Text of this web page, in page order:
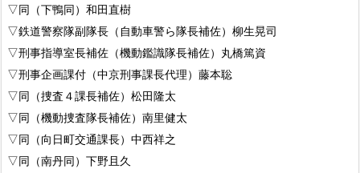
▽同（下鴨同）和田直樹
▽鉄道警察隊副隊長（自動車警ら隊長補佐）柳生晃司
▽刑事指導室長補佐（機動鑑識隊長補佐）丸橋篤資
▽刑事企画課付（中京刑事課長代理）藤本聡
▽同（捜査４課長補佐）松田隆太
▽同（機動捜査隊長補佐）南里健太
▽同（向日町交通課長）中西祥之
▽同（南丹同）下野且久